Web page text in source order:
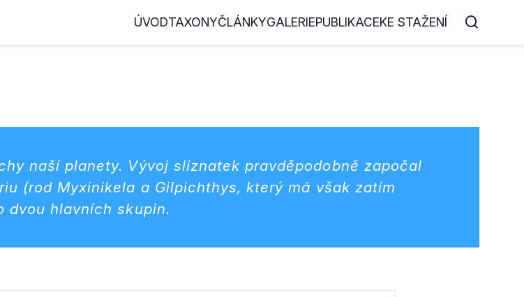
ÚVODTAXONYČLÁNKYGALERIEPUBLIKACEKE STAŽENÍ
naší planety. Vývoj sliznatek pravděpodobně započal
(rodMyxinikela a Gilpichthys, který má však zatím
dvou hlavních skupin.